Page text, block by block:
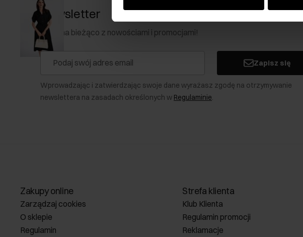
Newsletter
Bądź na bieżąco z nowościami i promocjami!
Zapisz się
Wprowadzając i zatwierdzając swoje dane wyrażasz zgodę na otrzymywanie
newslettera na zasadach określonych w Regulaminie.
Zakupy online
Zarządzaj cookies
O sklepie
Regulamin
Strefa klienta
Klub Klienta
Regulamin promocji
Reklamacje